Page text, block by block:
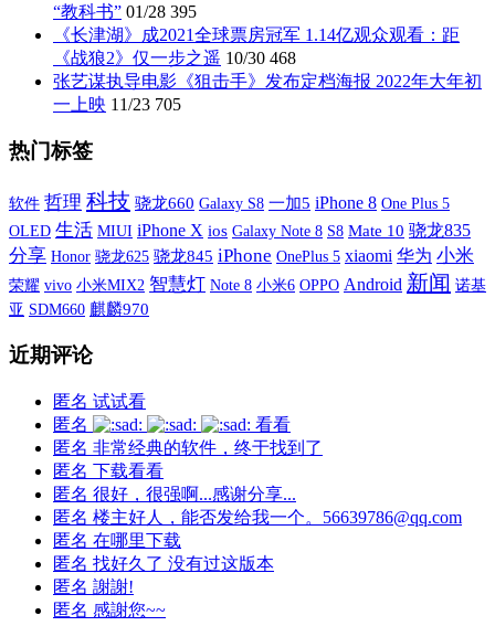
“教科书” 01/28 395
《长津湖》成2021全球票房冠军 1.14亿观众观看：距
《战狼2》仅一步之遥 10/30 468
张艺谋执导电影《狙击手》发布定档海报 2022年大年初
一上映 11/23 705
热门标签
软件 哲理 科技 骁龙660 Galaxy S8 一加5 iPhone 8 One Plus 5
OLED 生活 MIUI iPhone X ios Galaxy Note 8 S8 Mate 10 骁龙835
分享 Honor 骁龙625 骁龙845 iPhone OnePlus 5 xiaomi 华为 小米
荣耀 vivo 小米MIX2 智慧灯 Note 8 小米6 OPPO Android 新闻 诺基
亚 SDM660 麒麟970
近期评论
匿名 试试看
匿名
看看
匿名 非常经典的软件，终于找到了
匿名 下载看看
匿名 很好，很强啊...感谢分享...
匿名 楼主好人，能否发给我一个。56639786@qq.com
匿名 在哪里下载
匿名 找好久了 没有过这版本
匿名 謝謝!
匿名 感謝您~~